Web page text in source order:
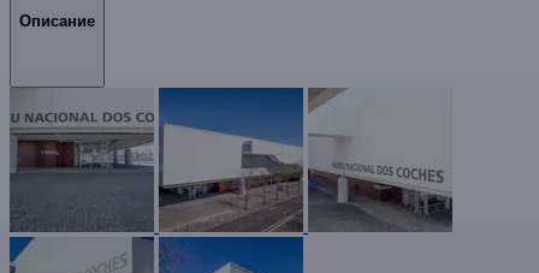
Описание